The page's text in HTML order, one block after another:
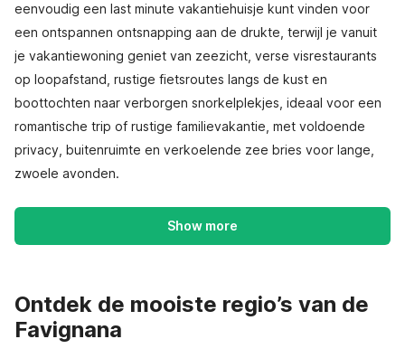
eenvoudig een last minute vakantiehuisje kunt vinden voor
een ontspannen ontsnapping aan de drukte, terwijl je vanuit
je vakantiewoning geniet van zeezicht, verse visrestaurants
op loopafstand, rustige fietsroutes langs de kust en
boottochten naar verborgen snorkelplekjes, ideaal voor een
romantische trip of rustige familievakantie, met voldoende
privacy, buitenruimte en verkoelende zee bries voor lange,
zwoele avonden.
Show more
Ontdek de mooiste regio’s van de
Favignana